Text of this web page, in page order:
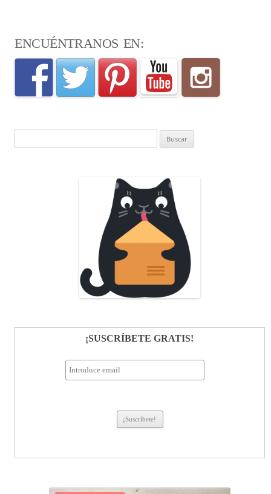
ENCUÉNTRANOS EN:
¡SUSCRÍBETE GRATIS!